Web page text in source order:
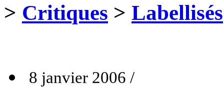
> Critiques > Labellisés
8 janvier 2006 /